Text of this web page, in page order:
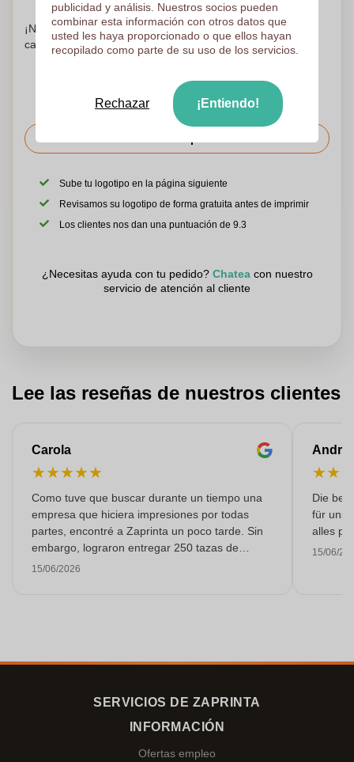
¡No te preocupes! Simplemente suba sus archivos a la
canasta de compras
Sube tu logotipo en la página siguiente
Revisamos su logotipo de forma gratuita antes de imprimir
Los clientes nos dan una puntuación de 9.3
¿Necesitas ayuda con tu pedido? Chateacon nuestro
servicio de atención al cliente
Lee las reseñas de nuestros clientes
Carola
★★★★★
Como tuve que buscar durante un tiempo una
empresa que hiciera impresiones por todas
partes, encontré a Zaprinta un poco tarde. Sin
embargo, lograron entregar 250 tazas de
esmalte con una impresión excelente a tiempo.
15/06/2026
★★
Die
für
alles
15/06/
SERVICIOS DE ZAPRINTA
INFORMACIÓN
Ofertas empleo
publicidad y análisis. Nuestros socios pueden
combinar esta información con otros datos que
usted les haya proporcionado o que ellos hayan
recopilado como parte de su uso de los servicios.
Rechazar ¡Entiendo!